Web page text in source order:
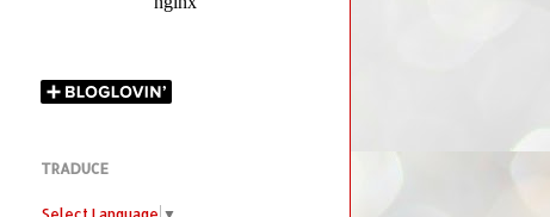
TRADUCE